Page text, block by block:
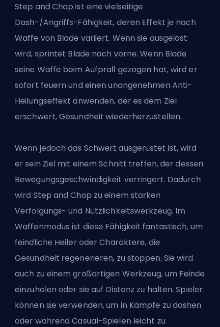
Step and Chop ist eine vielseitige
Dash-/Angriffs-Fähigkeit, deren Effekt je nach
Waffe von Blade variiert. Wenn sie ausgelöst
wird, sprintet Blade nach vorne. Wenn Blade
seine Waffe beim Aufprall gezogen hat, wird er
sofort feuern und einen unangenehmen Anti-
Heilungseffekt anwenden, der es dem Ziel
erschwert, Gesundheit wiederherzustellen.
Wenn jedoch das Schwert ausgerüstet ist, wird
er sein Ziel mit einem Schnitt treffen, der dessen
Bewegungsgeschwindigkeit verringert. Dadurch
wird Step and Chop zu einem starken
Verfolgungs- und Nützlichkeitswerkzeug. Im
Waffenmodus ist diese Fähigkeit fantastisch, um
feindliche Heiler oder Charaktere, die
Gesundheit regenerieren, zu stoppen. Sie wird
auch zu einem großartigen Werkzeug, um Feinde
einzuholen oder sie auf Distanz zu halten. Spieler
können sie verwenden, um in Kämpfe zu dashen
oder während Casual-Spielen leicht zu